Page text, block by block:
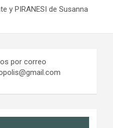
y PIRANESI de Susanna
por correo